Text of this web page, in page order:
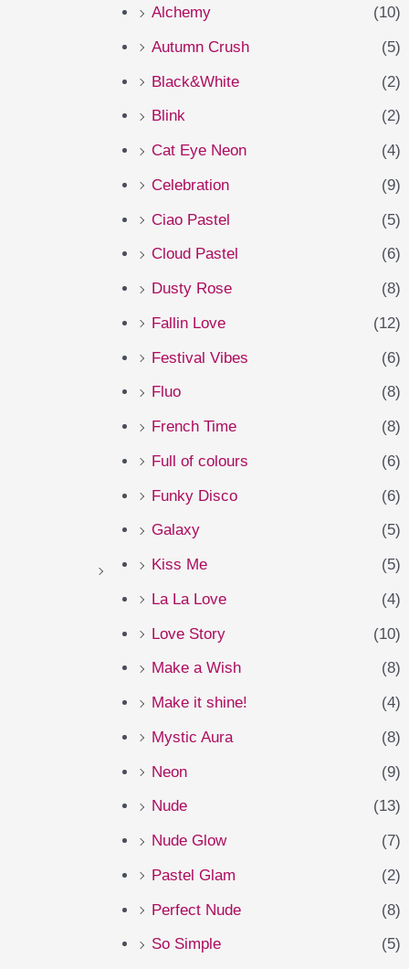
Alchemy
(10)
Autumn Crush
(5)
Black&White
(2)
Blink
(2)
Cat Eye Neon
(4)
Celebration
(9)
Ciao Pastel
(5)
Cloud Pastel
(6)
Dusty Rose
(8)
Fallin Love
(12)
Festival Vibes
(6)
Fluo
(8)
French Time
(8)
Full of colours
(6)
Funky Disco
(6)
Galaxy
(5)
Kiss Me
(5)
La La Love
(4)
Love Story
(10)
Make a Wish
(8)
Make it shine!
(4)
Mystic Aura
(8)
Neon
(9)
Nude
(13)
Nude Glow
(7)
Pastel Glam
(2)
Perfect Nude
(8)
So Simple
(5)